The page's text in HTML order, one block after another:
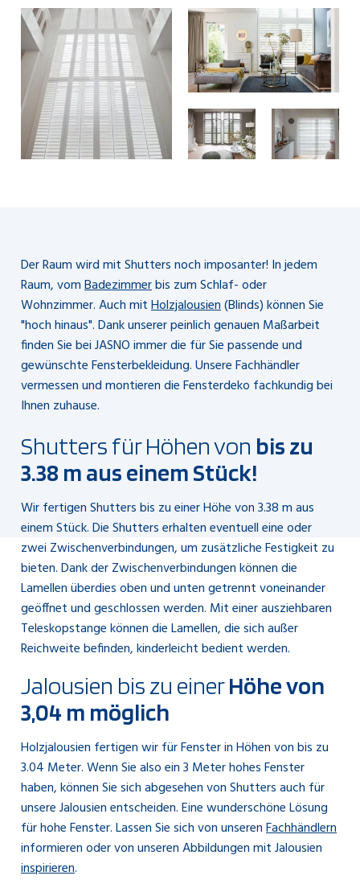
Der Raum wird mit Shutters noch imposanter! In jedem
Raum, vomBadezimmerbis zum Schlaf- oder
Wohnzimmer. Auch mitHolzjalousien(Blinds) können Sie
"hoch hinaus". Dank unserer peinlich genauen Maßarbeit
finden Sie bei JASNO immer die für Sie passende und
gewünschte Fensterbekleidung. Unsere Fachhändler
vermessen und montieren die Fensterdeko fachkundig bei
Ihnen zuhause.
Shutters für Höhen von bis zu
3.38 m aus einem Stück!
Wir fertigen Shutters bis zu einer Höhe von 3.38 m aus
einem Stück. Die Shutters erhalten eventuell eine oder
zwei Zwischenverbindungen, um zusätzliche Festigkeit zu
bieten. Dank der Zwischenverbindungen können die
Lamellen überdies oben und unten getrennt voneinander
geöffnet und geschlossen werden. Mit einer ausziehbaren
Teleskopstange können die Lamellen, die sich außer
Reichweite befinden, kinderleicht bedient werden.
Jalousien bis zu einerHöhe von
3,04 m möglich
Holzjalousien fertigen wir für Fenster in Höhen von bis zu
3.04 Meter. Wenn Sie also ein 3 Meter hohes Fenster
haben, können Sie sich abgesehen von Shutters auch für
unsere Jalousien entscheiden. Eine wunderschöne Lösung
für hohe Fenster. Lassen Sie sich von unserenFachhändlern
informieren oder von unseren Abbildungen mit Jalousien
inspirieren.